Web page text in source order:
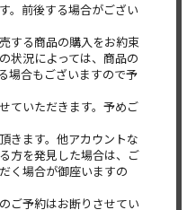
。前後する場合がござい
する商品の購入をお約束
状況によっては、商品の
場合もございますので予
ていただきます。予めご
きます。他アカウントな
方を発見した場合は、ご
く場合が御座いますの
ご予約はお断りさせてい